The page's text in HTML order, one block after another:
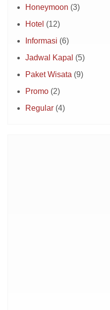
Honeymoon (3)
Hotel (12)
Informasi (6)
Jadwal Kapal (5)
Paket Wisata (9)
Promo (2)
Regular (4)